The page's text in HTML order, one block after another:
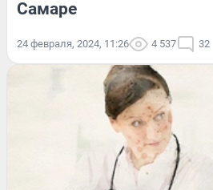
Самаре
24 февраля, 2024, 11:26 4 537 32